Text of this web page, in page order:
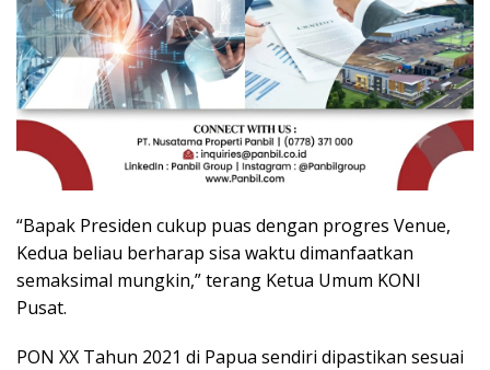
“Bapak Presiden cukup puas dengan progres Venue,
Kedua beliau berharap sisa waktu dimanfaatkan
semaksimal mungkin,” terang Ketua Umum KONI
Pusat.
PON XX Tahun 2021 di Papua sendiri dipastikan sesuai